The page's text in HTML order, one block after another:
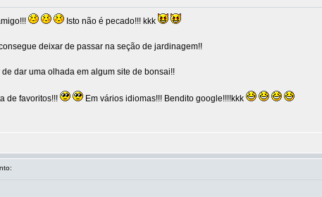
Isto não é pecado!!! kkk
deixar de passar na seção de jardinagem!!
dar uma olhada em algum site de bonsai!!
de favoritos!!! Em vários idiomas!!! Bendito google!!!!kkk